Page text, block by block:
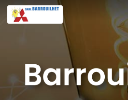
Aller
contenu